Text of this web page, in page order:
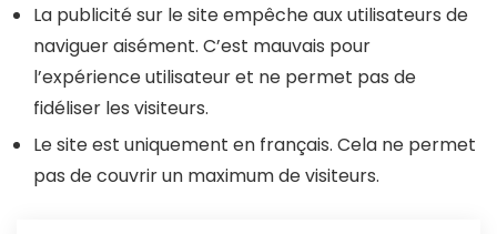
La publicité sur le site empêche aux utilisateurs de
naviguer aisément. C’est mauvais pour
l’expérience utilisateur et ne permet pas de
fidéliser les visiteurs.
Le site est uniquement en français. Cela ne permet
pas de couvrir un maximum de visiteurs.